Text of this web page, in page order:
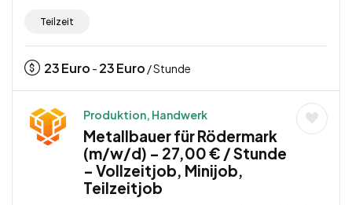
Teilzeit
23Euro - 23Euro / Stunde
Produktion, Handwerk
Metallbauer für Rödermark
(m/w/d) – 27,00 € / Stunde
– Vollzeitjob, Minijob,
Teilzeitjob